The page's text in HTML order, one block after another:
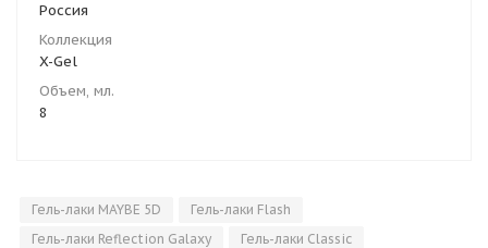
Россия
Коллекция
X-Gel
Объем, мл.
8
Гель-лаки MAYBE 5D
Гель-лаки Flash
Гель-лаки Reflection Galaxy
Гель-лаки Classic